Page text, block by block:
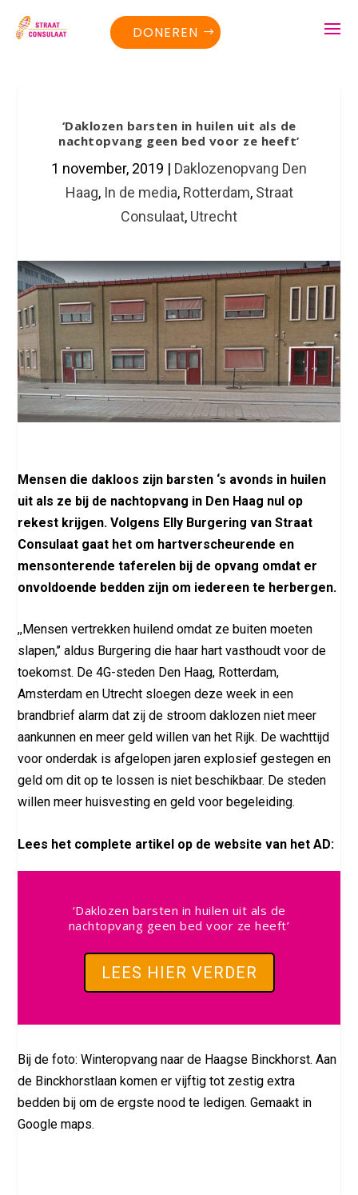
DONEREN
‘Daklozen barsten in huilen uit als de
nachtopvang geen bed voor ze heeft’
1 november, 2019 | Daklozenopvang Den
Haag, In de media, Rotterdam, Straat
Consulaat, Utrecht
Mensen die dakloos zijn barsten ‘s avonds in huilen
uit als ze bij de nachtopvang in Den Haag nul op
rekest krijgen. Volgens Elly Burgering van Straat
Consulaat gaat het om hartverscheurende en
mensonterende taferelen bij de opvang omdat er
onvoldoende bedden zijn om iedereen te herbergen.
,,Mensen vertrekken huilend omdat ze buiten moeten
slapen,’’ aldus Burgering die haar hart vasthoudt voor de
toekomst. De 4G-steden Den Haag, Rotterdam,
Amsterdam en Utrecht sloegen deze week in een
brandbrief alarm dat zij de stroom daklozen niet meer
aankunnen en meer geld willen van het Rijk. De wachttijd
voor onderdak is afgelopen jaren explosief gestegen en
geld om dit op te lossen is niet beschikbaar. De steden
willen meer huisvesting en geld voor begeleiding.
Lees het complete artikel op de website van het AD:
‘Daklozen barsten in huilen uit als de
nachtopvang geen bed voor ze heeft’
LEES HIER VERDER
Bij de foto: Winteropvang naar de Haagse Binckhorst. Aan
de Binckhorstlaan komen er vijftig tot zestig extra
bedden bij om de ergste nood te ledigen. Gemaakt in
Google maps.